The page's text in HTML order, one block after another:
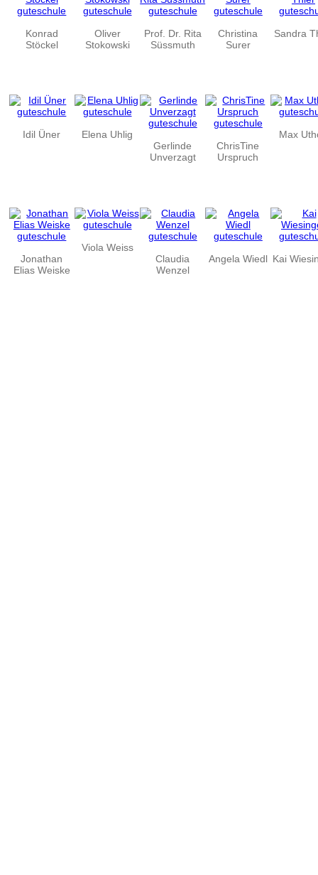
Konrad
Stöckel
Oliver
Stokowski
Prof. Dr. Rita
Süssmuth
Christina
Surer
Sandra
Idil Üner
Elena Uhlig
Gerlinde
Unverzagt
ChrisTine
Urspruch
Max
Jonathan
Elias Weiske
Viola Weiss
Claudia
Wenzel
Angela Wiedl Kai